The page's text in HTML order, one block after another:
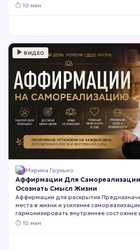
⏱ 10 мин
ВИДЕО
Марина Грунько
Аффирмации Для Самореализации
Осознать Смысл Жизни
Аффирмации для раскрытия
места в жизни и усиления
гармонизировать внутреннее состояние
проявленность в работе, творчестве и
⏱ 10 мин